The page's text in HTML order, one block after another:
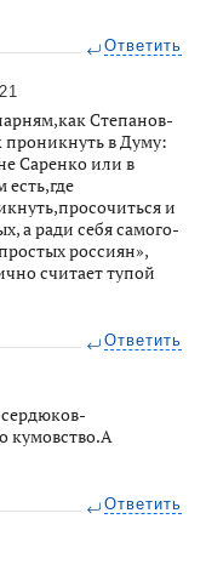
Ответить
Степанов-
проникнуть в Думу:
Саренко или в
есть,где
и
а ради себя самого-
россиян»,
считает тупой
Ответить
кумовство.А
Ответить